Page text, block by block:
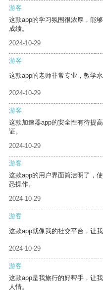
游客
这款app的学习氛围很浓厚，能
成绩。
2024-10-29
游客
这款app的老师非常专业，教学
2024-10-29
游客
这款加速器app的安全性有待提
证。
2024-10-29
游客
这款app的用户界面简洁明了，
悉操作。
2024-10-29
游客
这款app就像我的社交平台，让
2024-10-29
游客
这款app是我旅行的好帮手，让
人情。